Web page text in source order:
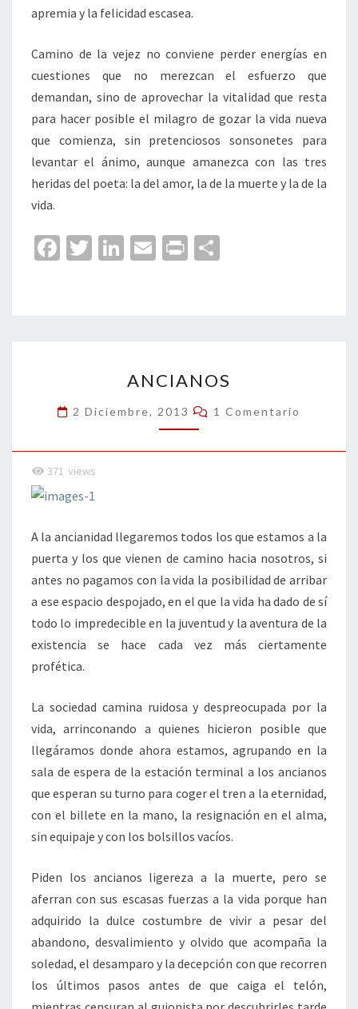
apremia y la felicidad escasea.
Camino de la vejez no conviene perder energías en
cuestiones que no merezcan el esfuerzo que
demandan, sino de aprovechar la vitalidad que resta
para hacer posible el milagro de gozar la vida nueva
que comienza, sin pretenciosos sonsonetes para
levantar el ánimo, aunque amanezca con las tres
heridas del poeta: la del amor, la de la muerte y la de la
vida.
Fa
o
o
T
er
Li
dI
n
E
l
Pr
p
ar
tir
ANCIANOS
2 Diciembre, 2013 Comentarios
1 Comentario
371 views
A la ancianidad llegaremos todos los que estamos a la
puerta y los que vienen de camino hacia nosotros, si
antes no pagamos con la vida la posibilidad de arribar
a ese espacio despojado, en el que la vida ha dado de sí
todo lo impredecible en la juventud y la aventura de la
existencia se hace cada vez más ciertamente
profética.
La sociedad camina ruidosa y despreocupada por la
vida, arrinconando a quienes hicieron posible que
llegáramos donde ahora estamos, agrupando en la
sala de espera de la estación terminal a los ancianos
que esperan su turno para coger el tren a la eternidad,
con el billete en la mano, la resignación en el alma,
sin equipaje y con los bolsillos vacíos.
Piden los ancianos ligereza a la muerte, pero se
aferran con sus escasas fuerzas a la vida porque han
adquirido la dulce costumbre de vivir a pesar del
abandono, desvalimiento y olvido que acompaña la
soledad, el desamparo y la decepción con que recorren
los últimos pasos antes de que caiga el telón,